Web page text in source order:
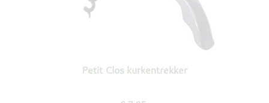
Petit Clos kurkentrekker